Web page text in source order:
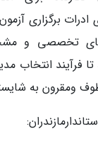
برگزاری
های تخصصی و
فرآیند انتخاب
ومقرون به